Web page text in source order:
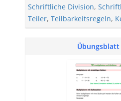
Schriftliche Division,
Teiler, Teilbarkeitsregeln,
Übungsblatt